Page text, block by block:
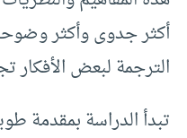
أكثر جدوى وأكثر
الترجمة لبعض الأفكار